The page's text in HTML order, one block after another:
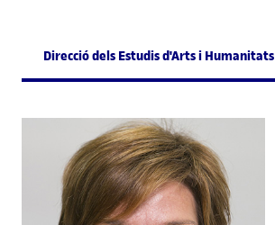
Direcció dels Estudis d'Arts i Humanitats